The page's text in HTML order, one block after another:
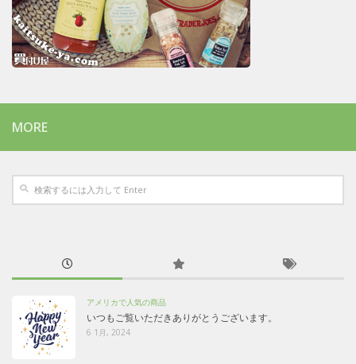
MORE
アメリカで人気の商品
いつもご覧いただきありがとうございます。
6 1月, 2024